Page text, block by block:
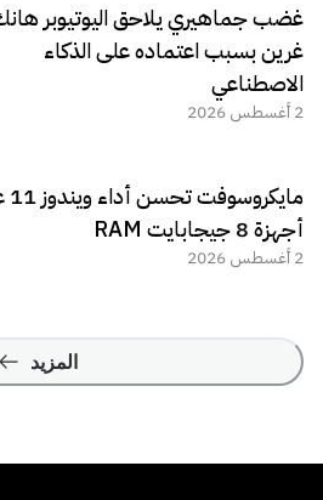
غضب جماهيري يلاحق اليوتيوبر
غرين بسبب اعتماده على الذكاء
الاصطناعي
2 أغسطس 2026
أجهزة 8 جيجابايت RAM
2 أغسطس 2026
المزيد